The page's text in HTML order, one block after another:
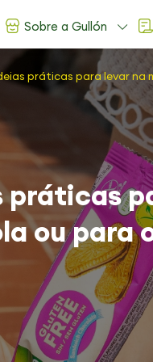
Sobre a Gullón
práticas para levar
práticas
ou para